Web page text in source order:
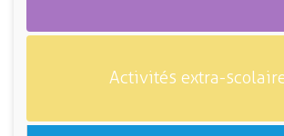
Activités extra-